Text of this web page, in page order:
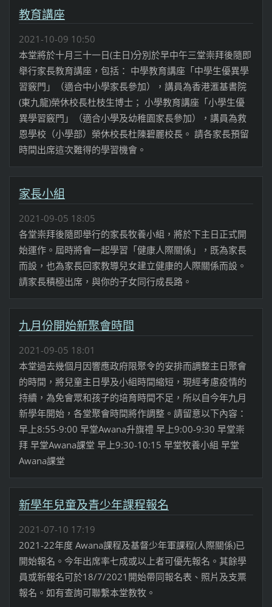
教育講座
2021-10-09 10:50
本堂將於十月三十一日(主日)分別於早中午三堂崇拜後隨即
舉行家長教育講座，包括： 中學教育講座「中學生優異學
習竅門」（適合中小學家長參加），講員為香港滙基書院
(東九龍)榮休校長杜枝生博士； 小學教育講座「小學生優
異學習竅門」（適合小學及幼稚園家長參加），講員為救
恩學校（小學部）榮休校長杜陳碧麗校長。 請各家長預留
時間出席這次難得的學習機會。
家長小組
2021-09-05 18:05
各堂崇拜後隨即舉行的家長牧養小組，將於下主日正式開
始運作。屆時將會一起學習「健康人際關係」，既為家長
而設，也為家長回家教導兒女建立健康的人際關係而設。
請家長積極出席，與你的子女同行成長路。
九月份開始新聚會時間
2021-09-05 18:01
本堂過去幾個月因響應政府限聚令的安排而調整主日聚會
的時間，將兒童主日學及小組時間縮短，現經考慮疫情的
持續，為免會眾和孩子的培育時間不足，所以自今年九月
新學年開始，各堂聚會時間將作調整。請留意以下內容：
早上8:55-9:00 早堂Awana升旗禮 早上9:00-9:30 早堂崇
拜 早堂Awana課堂 早上9:30-10:15 早堂牧養小組 早堂
Awana課堂
新學年兒童及青少年課程報名
2021-07-10 17:19
2021-22年度 Awana課程及基督少年軍課程(人際關係)已
開始報名。今年出席率七成或以上者可優先報名。其餘學
員或新報名可於18/7/2021開始帶同報名表、照片及支票
報名。如有查詢可聯繫本堂教牧。